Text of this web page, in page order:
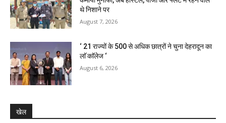
थे निशाने पर
August 7, 2026
‘ 21 राज्यों के 500 से अधिक छात्रों ने चुना देहरादून का
लाॅ काॅलेज ‘
August 6, 2026
खेल